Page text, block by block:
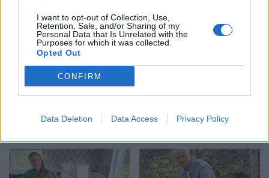
I want to opt-out of Collection, Use,
Retention, Sale, and/or Sharing of my
Personal Data that Is Unrelated with the
Purposes for which it was collected.
Opted Out
CONFIRM
Data Deletion Data Access Privacy Policy
ÖSTERGÖTLAND
2026-7-22 KL.
Sommartid är
fisketid
ÖSTERGÖTLAND
Sommarens bästa
hemmaplan
Dolda pärlor och utflyktstips